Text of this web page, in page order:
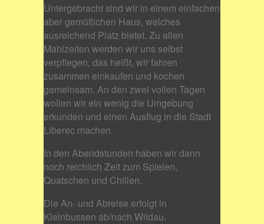
Untergebracht sind wir in einem einfachen
aber gemütlichen Haus, welches
ausreichend Platz bietet. Zu allen
Mahlzeiten werden wir uns selbst
verpflegen, das heißt, wir fahren
zusammen einkaufen und kochen
gemeinsam. An den zwei vollen Tagen
wollen wir ein wenig die Umgebung
erkunden und einen Ausflug in die Stadt
Liberec machen.
In den Abendstunden haben wir dann
noch reichlich Zeit zum Spielen,
Quatschen und Chillen.
Die An- und Abreise erfolgt in
Kleinbussen ab/nach Wildau.